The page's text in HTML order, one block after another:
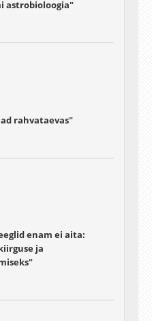
astrobioloogia"
rahvataevas"
enam ei aita:
ja